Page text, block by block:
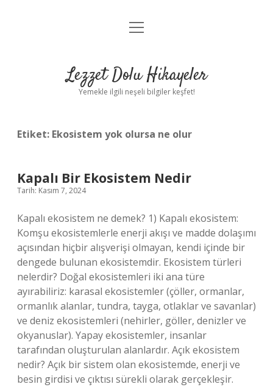
Anasayfa
Yasal Uyarı
menüyü
Lezzet Dolu Hikayeler
Yemekle ilgili neşeli bilgiler keşfet!
Etiket: Ekosistem yok olursa ne olur
Kapalı Bir Ekosistem Nedir
Tarih: Kasım 7, 2024
Kapalı ekosistem ne demek? 1) Kapalı ekosistem:
Komşu ekosistemlerle enerji akışı ve madde dolaşımı
açısından hiçbir alışverişi olmayan, kendi içinde bir
dengede bulunan ekosistemdir. Ekosistem türleri
nelerdir? Doğal ekosistemleri iki ana türe
ayırabiliriz: karasal ekosistemler (çöller, ormanlar,
ormanlık alanlar, tundra, tayga, otlaklar ve savanlar)
ve deniz ekosistemleri (nehirler, göller, denizler ve
okyanuslar). Yapay ekosistemler, insanlar
tarafından oluşturulan alanlardır. Açık ekosistem
nedir? Açık bir sistem olan ekosistemde, enerji ve
besin girdisi ve çıktısı sürekli olarak gerçekleşir.